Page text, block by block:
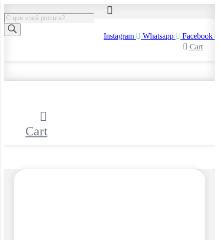
para
o
conteúdo
Pesquisar
produtos
Instagram
Whatsapp
Facebook
Cart
Cart